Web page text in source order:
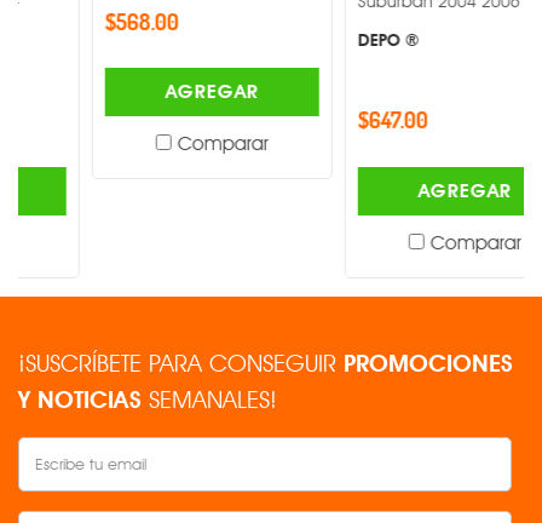
$568.00
AGREGAR
Comparar
$647.00
AGREGAR
Comparar
¡SUSCRÍBETE PARA CONSEGUIR PROMOCIONES
Y NOTICIAS SEMANALES!